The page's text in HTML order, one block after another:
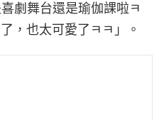
劇舞台還是瑜伽課啦ㅋ
，也太可愛了ㅋㅋ」。